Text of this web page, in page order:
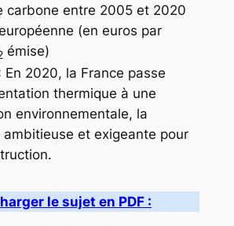
carbone entre 2005 et 2020
(en euros par
émise)
En 2020, la France passe
thermique à une
environnementale, la
ambitieuse et exigeante pour
le sujet en PDF :